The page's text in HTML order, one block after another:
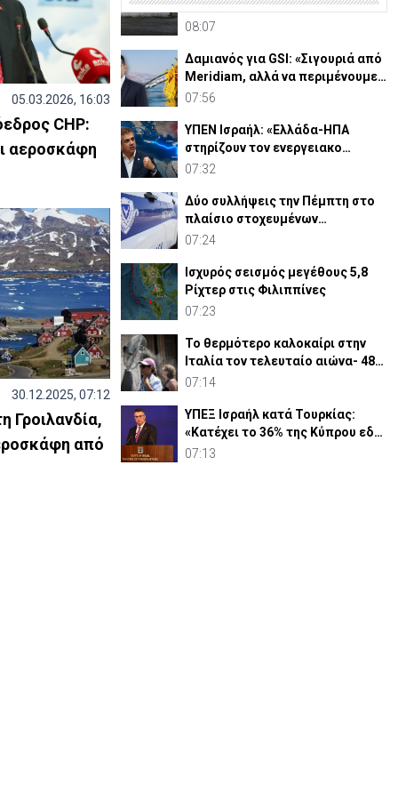
05.03.2026, 16:03
CHP:
αεροσκάφη
30.12.2025, 07:12
Γροιλανδία,
από
Κατοχή»,«Επανένωση»: Η
χειραγώγηση της κοινής γνώμης
08:07
Δαμιανός για GSI: «Σιγουριά από
Meridiam, αλλά να περιμένουμε
την έκθεση ΕΤΕπ»
07:56
ΥΠΕΝ Ισραήλ: «Ελλάδα-ΗΠΑ
στηρίζουν τον ενεργειακο
διάδρομο - Πιέζει η Τουρκία»
07:32
Δύο συλλήψεις την Πέμπτη στο
πλαίσιο στοχευμένων
επιχειρήσεων αστυνόμευσης
07:24
Ισχυρός σεισμός μεγέθους 5,8
Ρίχτερ στις Φιλιππίνες
07:23
Το θερμότερο καλοκαίρι στην
Ιταλία τον τελευταίο αιώνα- 48
βαθμοί στη Νάπολι
07:14
ΥΠΕΞ Ισραήλ κατά Τουρκίας:
«Κατέχει το 36% της Κύπρου εδώ
και μισό αιώνα»
07:13